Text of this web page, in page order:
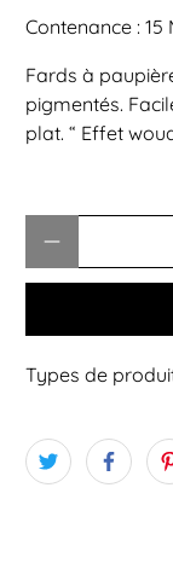
Contenance : 15
Fards à
pigmentés.
plat. “ Effet
Types de